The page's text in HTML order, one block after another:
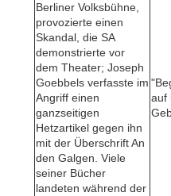
Berliner Volksbühne,
provozierte einen
Skandal, die SA
demonstrierte vor
dem Theater; Joseph
Goebbels verfasste im
Angriff einen
ganzseitigen
Hetzartikel gegen ihn
mit der Überschrift An
den Galgen. Viele
seiner Bücher
landeten während der
auf